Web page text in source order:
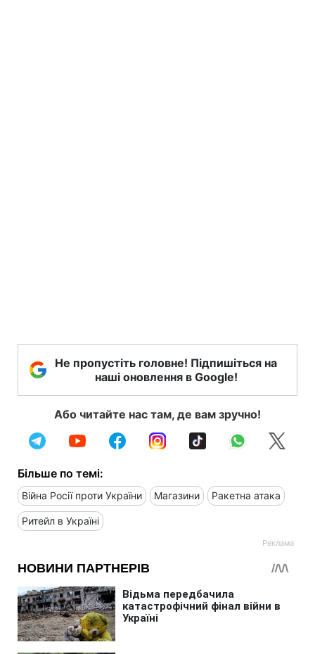
Не пропустіть головне! Підпишіться на
наші оновлення в Google!
Або читайте нас там, де вам зручно!
Більше по темі:
Війна Росії проти України Магазини Ракетна атака
Ритейл в Україні